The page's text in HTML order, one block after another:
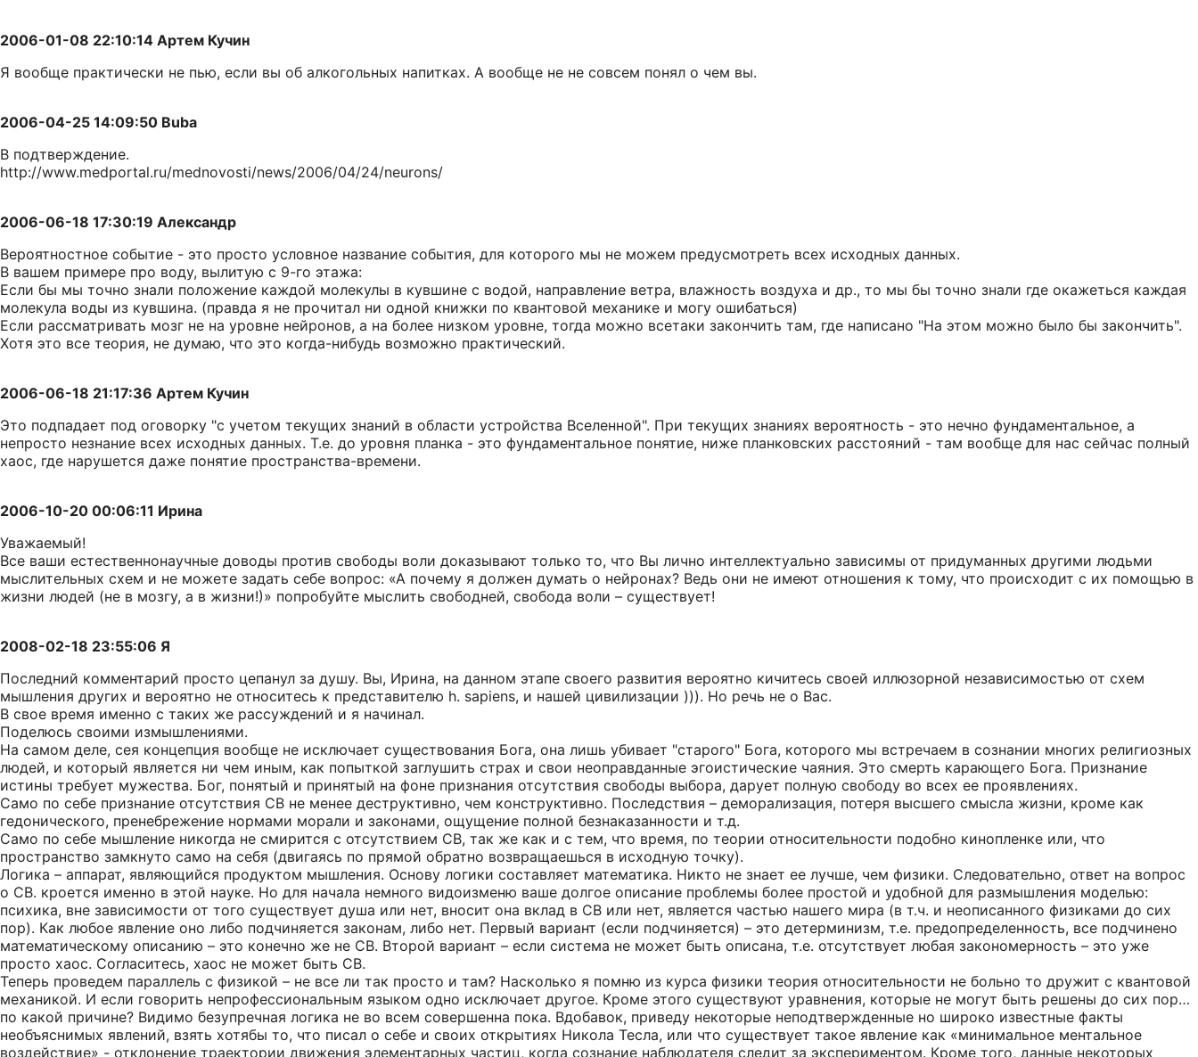
2006-01-08 22:10:14 Артем Кучин
Я вообще практически не пью, если вы об алкогольных напитках. А вообще не не совсем понял о чем вы.
2006-04-25 14:09:50 Buba
В подтверждение.
http://www.medportal.ru/mednovosti/news/2006/04/24/neurons/
2006-06-18 17:30:19 Александр
Вероятностное событие - это просто условное название события, для которого мы не можем предусмотреть всех исходных данных.
В вашем примере про воду, вылитую с 9-го этажа:
Если бы мы точно знали положение каждой молекулы в кувшине с водой, направление ветра, влажность воздуха и др., то мы бы точно знали где окажеться каждая
молекула воды из кувшина. (правда я не прочитал ни одной книжки по квантовой механике и могу ошибаться)
Если рассматривать мозг не на уровне нейронов, а на более низком уровне, тогда можно всетаки закончить там, где написано "На этом можно было бы закончить".
Хотя это все теория, не думаю, что это когда-нибудь возможно практический.
2006-06-18 21:17:36 Артем Кучин
Это подпадает под оговорку "с учетом текущих знаний в области устройства Вселенной". При текущих знаниях вероятность - это нечно фундаментальное, а
непросто незнание всех исходных данных. Т.е. до уровня планка - это фундаментальное понятие, ниже планковских расстояний - там вообще для нас сейчас полный
хаос, где нарушется даже понятие пространства-времени.
2006-10-20 00:06:11 Ирина
Уважаемый!
Все ваши естественнонаучные доводы против свободы воли доказывают только то, что Вы лично интеллектуально зависимы от придуманных другими людьми
мыслительных схем и не можете задать себе вопрос: «А почему я должен думать о нейронах? Ведь они не имеют отношения к тому, что происходит с их помощью в
жизни людей (не в мозгу, а в жизни!)» попробуйте мыслить свободней, свобода воли – существует!
2008-02-18 23:55:06 Я
Последний комментарий просто цепанул за душу. Вы, Ирина, на данном этапе своего развития вероятно кичитесь своей иллюзорной независимостью от схем
мышления других и вероятно не относитесь к представителю h. sapiens, и нашей цивилизации ))). Но речь не о Вас.
В свое время именно с таких же рассуждений и я начинал.
Поделюсь своими измышлениями.
На самом деле, сея концепция вообще не исключает существования Бога, она лишь убивает "старого" Бога, которого мы встречаем в сознании многих религиозных
людей, и который является ни чем иным, как попыткой заглушить страх и свои неоправданные эгоистические чаяния. Это смерть карающего Бога. Признание
истины требует мужества. Бог, понятый и принятый на фоне признания отсутствия свободы выбора, дарует полную свободу во всех ее проявлениях.
Само по себе признание отсутствия СВ не менее деструктивно, чем конструктивно. Последствия – деморализация, потеря высшего смысла жизни, кроме как
гедонического, пренебрежение нормами морали и законами, ощущение полной безнаказанности и т.д.
Само по себе мышление никогда не смирится с отсутствием СВ, так же как и с тем, что время, по теории относительности подобно кинопленке или, что
пространство замкнуто само на себя (двигаясь по прямой обратно возвращаешься в исходную точку).
Логика – аппарат, являющийся продуктом мышления. Основу логики составляет математика. Никто не знает ее лучше, чем физики. Следовательно, ответ на вопрос
о СВ. кроется именно в этой науке. Но для начала немного видоизменю ваше долгое описание проблемы более простой и удобной для размышления моделью:
психика, вне зависимости от того существует душа или нет, вносит она вклад в СВ или нет, является частью нашего мира (в т.ч. и неописанного физиками до сих
пор). Как любое явление оно либо подчиняется законам, либо нет. Первый вариант (если подчиняется) – это детерминизм, т.е. предопределенность, все подчинено
математическому описанию – это конечно же не СВ. Второй вариант – если система не может быть описана, т.е. отсутствует любая закономерность – это уже
просто хаос. Согласитесь, хаос не может быть СВ.
Теперь проведем параллель с физикой – не все ли так просто и там? Насколько я помню из курса физики теория относительности не больно то дружит с квантовой
механикой. И если говорить непрофессиональным языком одно исключает другое. Кроме этого существуют уравнения, которые не могут быть решены до сих пор…
по какой причине? Видимо безупречная логика не во всем совершенна пока. Вдобавок, приведу некоторые неподтвержденные но широко известные факты
необъяснимых явлений, взять хотябы то, что писал о себе и своих открытиях Никола Тесла, или что существует такое явление как «минимальное ментальное
воздействие» - отклонение траектории движения элементарных частиц, когда сознание наблюдателя следит за экспериментом. Кроме того, данные некоторых